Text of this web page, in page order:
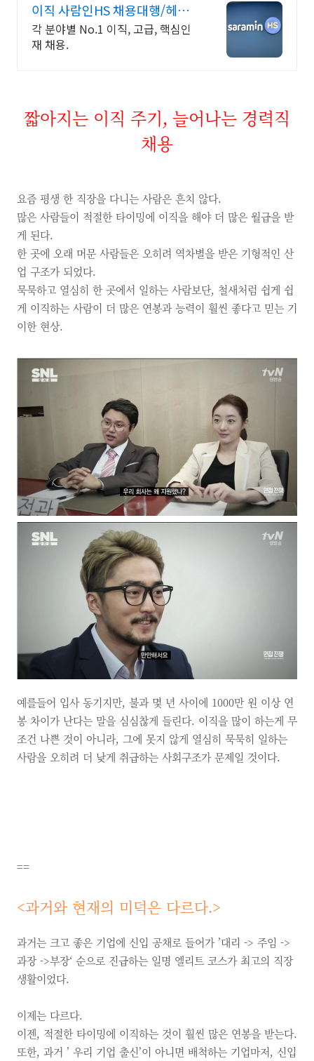
이직 사람인HS 채용대행/헤드
헌팅 대표기업
각 분야별 No.1 이직, 고급, 핵심인
재 채용.
짧아지는 이직 주기, 늘어나는 경력직
채용
요즘 평생 한 직장을 다니는 사람은 흔치 않다.
많은 사람들이 적절한 타이밍에 이직을 해야 더 많은 월급을 받
게 된다.
한 곳에 오래 머문 사람들은 오히려 역차별을 받은 기형적인 산
업 구조가 되었다.
묵묵하고 열심히 한 곳에서 일하는 사람보단, 철새처럼 쉽게 쉽
게 이직하는 사람이 더 많은 연봉과 능력이 훨씬 좋다고 믿는 기
이한 현상.
예를들어 입사 동기지만, 불과 몇 년 사이에 1000만 원 이상 연
봉 차이가 난다는 말을 심심찮게 들린다. 이직을 많이 하는게 무
조건 나쁜 것이 아니라, 그에 못지 않게 열심히 묵묵히 일하는
사람을 오히려 더 낮게 취급하는 사회구조가 문제일 것이다.
==
<과거와 현재의 미덕은 다르다.>
과거는 크고 좋은 기업에 신입 공채로 들어가 ’대리 -> 주임 ->
과장 ->부장‘ 순으로 진급하는 일명 엘리트 코스가 최고의 직장
생활이었다.
이제는 다르다.
이젠, 적절한 타이밍에 이직하는 것이 훨씬 많은 연봉을 받는다.
또한, 과거 ’ 우리 기업 출신’이 아니면 배척하는 기업마저, 신입